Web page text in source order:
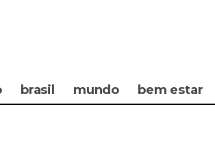
brasil mundo bem estar